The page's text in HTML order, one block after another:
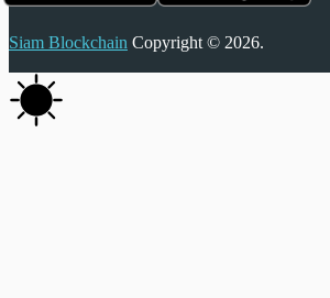
Siam Blockchain Copyright © 2026.